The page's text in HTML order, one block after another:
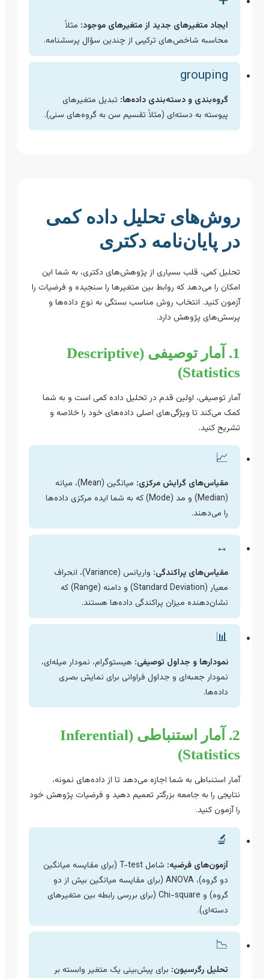
ایجاد متغیرهای جدید از متغیرهای موجود:مثلاً
محاسبه شاخص‌های ترکیبی از چندین سؤال پرسشنامه.
grouping
گروه‌بندی و دسته‌بندی داده‌ها:تبدیل متغیرهای
پیوسته به دسته‌ای (مثلاً تقسیم سن به گروه‌های سنی).
روش‌های تحلیل داده کمی
در پایان‌نامه دکتری
تحلیل کمی، قلب بسیاری از پژوهش‌های دکتری، به شما این
امکان را می‌دهد که روابط بین متغیرها را سنجیده و فرضیات را
آزمون کنید. انتخاب روش مناسب بستگی به نوع داده‌ها و
پرسش‌های پژوهش دارد.
1. آمار توصیفی (Descriptive
Statistics)
آمار توصیفی، اولین قدم در تحلیل داده کمی است و به شما
کمک می‌کند تا ویژگی‌های اصلی داده‌های خود را خلاصه و
تشریح کنید.
📈
مقیاس‌های گرایش مرکزی:
میانگین (Mean)، میانه
(Median) و مد (Mode) که به شما ایده مرکزی داده‌ها
را می‌دهند.
↔️
مقیاس‌های پراکندگی:
واریانس (Variance)، انحراف
معیار (Standard Deviation) و دامنه (Range) که
نشان‌دهنده میزان پراکندگی داده‌ها هستند.
📊
نمودارها و جداول توصیفی:هیستوگرام، نمودار میله‌ای،
نمودار جعبه‌ای و جداول فراوانی برای نمایش بصری
داده‌ها.
2. آمار استنباطی (Inferential
Statistics)
آمار استنباطی به شما اجازه می‌دهد تا از داده‌های نمونه،
نتایجی را به جامعه بزرگتر تعمیم دهید و فرضیات پژوهش خود
را آزمون کنید.
🔬
آزمون‌های فرضیه:
شامل T-test (برای مقایسه میانگین
دو گروه)، ANOVA (برای مقایسه میانگین بیش از دو
گروه) و Chi-square (برای بررسی رابطه بین متغیرهای
دسته‌ای).
📉
تحلیل رگرسیون:برای پیش‌بینی یک متغیر وابسته بر